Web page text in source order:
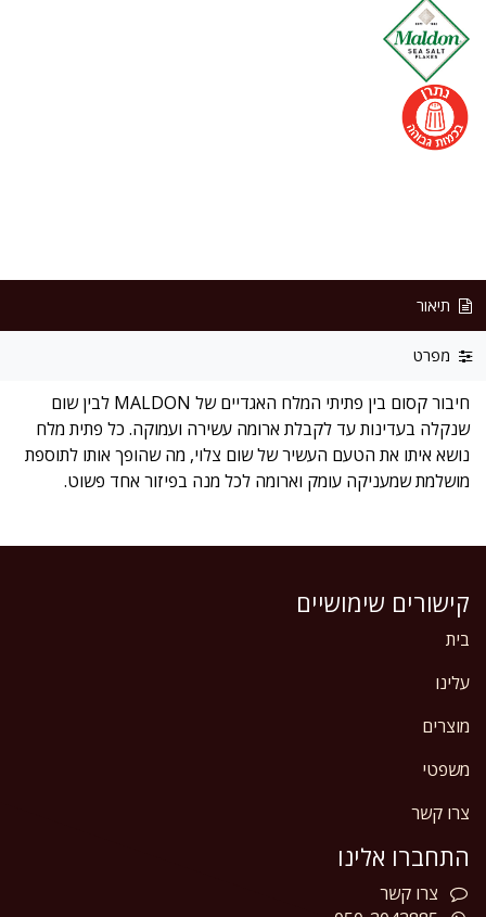
תיאור
מפרט
חיבור קסום בין פתיתי המלח האגדיים של MALDON לבין שום
שנקלה בעדינות עד לקבלת ארומה עשירה ועמוקה. כל פתית מלח
נושא איתו את הטעם העשיר של שום צלוי, מה שהופך אותו לתוספת
מושלמת שמעניקה עומק וארומה לכל מנה בפיזור אחד פשוט.
קישורים שימושיים
בית
עלינו
מוצרים
משפטי
צרו קשר
התחברו אלינו
צרו קשר